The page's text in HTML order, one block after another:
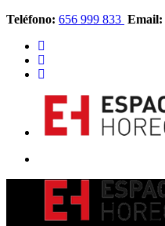
Teléfono: 656 999 833 Email: